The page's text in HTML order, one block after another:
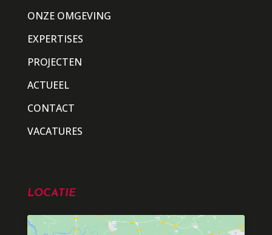
ONZE OMGEVING
EXPERTISES
PROJECTEN
ACTUEEL
CONTACT
VACATURES
LOCATIE